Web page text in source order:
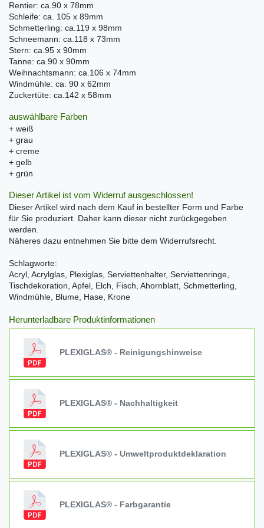
Rentier: ca.90 x 78mm
Schleife: ca. 105 x 89mm
Schmetterling: ca.119 x 98mm
Schneemann: ca.118 x 73mm
Stern: ca.95 x 90mm
Tanne: ca.90 x 90mm
Weihnachtsmann: ca.106 x 74mm
Windmühle: ca. 90 x 62mm
Zuckertüte: ca.142 x 58mm
auswählbare Farben
+ weiß
+ grau
+ creme
+ gelb
+ grün
Dieser Artikel ist vom Widerruf ausgeschlossen!
Dieser Artikel wird nach dem Kauf in bestellter Form und Farbe
für Sie produziert. Daher kann dieser nicht zurückgegeben
werden.
Näheres dazu entnehmen Sie bitte dem Widerrufsrecht.
Schlagworte:
Acryl, Acrylglas, Plexiglas, Serviettenhalter, Serviettenringe,
Tischdekoration, Apfel, Elch, Fisch, Ahornblatt, Schmetterling,
Windmühle, Blume, Hase, Krone
Herunterladbare Produktinformationen
PLEXIGLAS® - Reinigungshinweise
PLEXIGLAS® - Nachhaltigkeit
PLEXIGLAS® - Umweltproduktdeklaration
PLEXIGLAS® - Farbgarantie